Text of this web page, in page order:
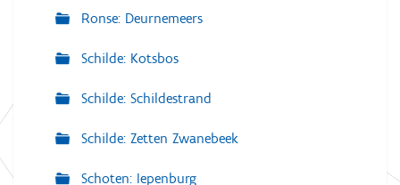
Ronse: Deurnemeers
Schilde: Kotsbos
Schilde: Schildestrand
Schilde: Zetten Zwanebeek
Schoten: Iepenburg